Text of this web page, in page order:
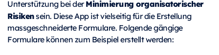
Unterstützung bei derMinimierung organisatorischer
Risikensein. Diese App ist vielseitig für die Erstellung
massgeschneiderte Formulare. Folgende gängige
Formulare können zum Beispiel erstellt werden: